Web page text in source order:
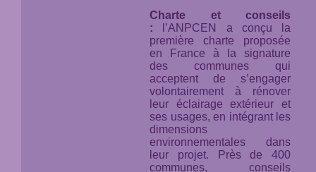
Charte et conseils
: l’ANPCEN a conçu la
première charte proposée
en France à la signature
des communes qui
acceptent de s’engager
volontairement à rénover
leur éclairage extérieur et
ses usages, en intégrant les
dimensions
environnementales dans
leur projet. Près de 400
communes, conseils